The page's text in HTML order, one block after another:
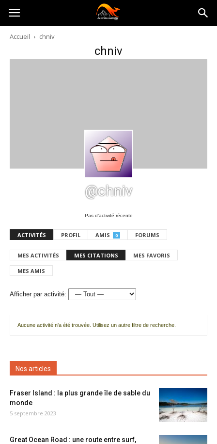
Australia-
australie.com
Accueil chniv
chniv
@chniv
Pas d’activité récente
ACTIVITÉS PROFIL AMIS 0 FORUMS
MES ACTIVITÉS MES CITATIONS MES FAVORIS
MES AMIS
Afficher par activité:
Aucune activité n'a été trouvée. Utilisez un autre filtre de recherche.
Nos articles
Fraser Island : la plus grande île de sable du
monde
5 septembre 2023
Great Ocean Road : une route entre surf,